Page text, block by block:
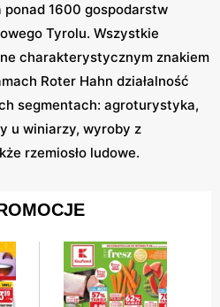
ponad 1600 gospodarstw
Tyrolu. Wszystkie
charakterystycznym znakiem
Roter Hahn działalność
segmentach: agroturystyka,
u winiarzy, wyroby z
rzemiosło ludowe.